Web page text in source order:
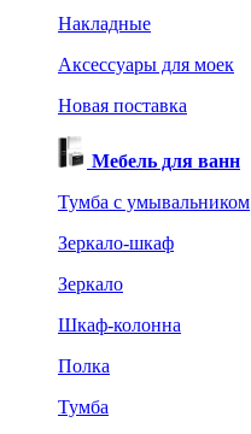
Накладные
Аксессуары для моек
Новая поставка
Мебель для ванн
Тумба с умывальником
Зеркало-шкаф
Зеркало
Шкаф-колонна
Полка
Тумба